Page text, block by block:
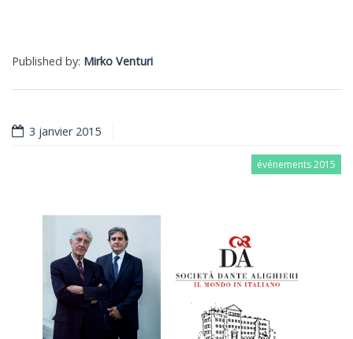
Published by: Mirko Venturi
3 janvier 2015
événements 2015